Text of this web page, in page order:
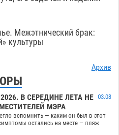
Межэтнический брак:
культуры
Архив
В СЕРЕДИНЕ ЛЕТА НЕ
МЭРА
03.08
вспомнить — каким он был в этот
остались на месте — пляж